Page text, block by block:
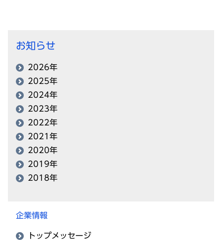
お知らせ
2026年
2025年
2024年
2023年
2022年
2021年
2020年
2019年
2018年
企業情報
トップメッセージ